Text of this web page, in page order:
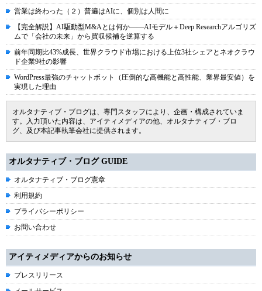
営業は終わった（２）普遍はAIに、個別は人間に
【完全解説】AI駆動型M&Aとは何か――AIモデル＋Deep Researchアルゴリズ
ムで「会社の未来」から買収候補を逆算する
前年同期比43%成長、世界クラウド市場における上位3社シェアとネオクラウ
ド企業9社の影響
WordPress最強のチャットボット（圧倒的な高機能と高性能、業界最安値）を
実現した理由
オルタナティブ・ブログは、専門スタッフにより、企画・構成されていま
す。入力頂いた内容は、アイティメディアの他、オルタナティブ・ブロ
グ、及び本記事執筆会社に提供されます。
オルタナティブ・ブログ GUIDE
オルタナティブ・ブログ憲章
利用規約
プライバシーポリシー
お問い合わせ
アイティメディアからのお知らせ
プレスリリース